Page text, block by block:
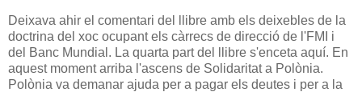
Deixava ahir el comentari del llibre amb els deixebles de la
doctrina del xoc ocupant els càrrecs de direcció de l'FMI i
del Banc Mundial. La quarta part del llibre s'enceta aquí. En
aquest moment arriba l'ascens de Solidaritat a Polònia.
Polònia va demanar ajuda per a pagar els deutes i per a la